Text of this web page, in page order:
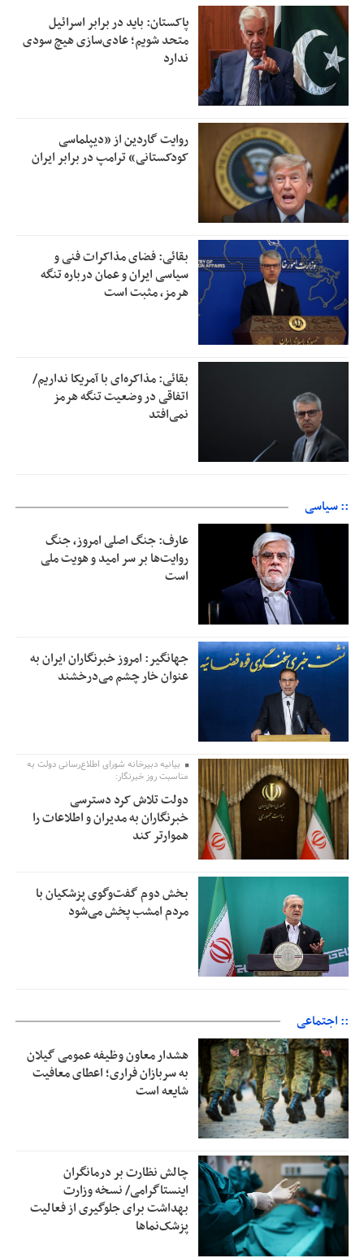
پاکستان: باید در برابر اسرائیل
متحد شویم؛ عادی‌سازی هیچ سودی
ندارد
روایت گاردین از «دیپلماسی
کودکستانی» ترامپ در برابر ایران
بقائی: فضای مذاکرات فنی و
سیاسی ایران و عمان درباره تنگه
هرمز، مثبت است
بقائی: مذاکره‌ای با آمریکا نداریم/
اتفاقی در وضعیت تنگه هرمز
نمی‌افتد
:: سیاسی
عارف: جنگ اصلی امروز، جنگ
روایت‌ها بر سر امید و هویت ملی
است
جهانگیر: امروز خبرنگاران ایران به
عنوان خار چشم می‌درخشند
بیانیه دبیرخانه شورای اطلاع‌رسانی دولت به
مناسبت روز خبرنگار:
دولت تلاش کرد دسترسی
خبرنگاران به مدیران و اطلاعات را
هموارتر کند
بخش دوم گفت‌وگوی پزشکیان با
مردم امشب پخش می‌شود
:: اجتماعی
هشدار معاون وظیفه عمومی گیلان
به سربازان فراری؛ اعطای معافیت
شایعه است
چالش نظارت بر درمانگران
اینستاگرامی/ نسخه وزارت
بهداشت برای جلوگیری از فعالیت
پزشک‌نماها